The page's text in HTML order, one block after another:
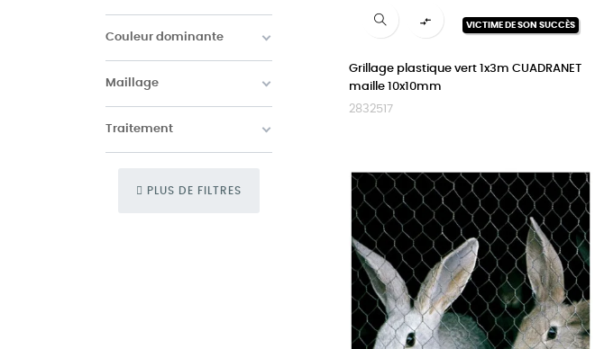
Couleur dominante
Maillage
Traitement
PLUS DE FILTRES
VICTIME DE SON SUCCÈS

Grillage plastique vert 1x3m CUADRANET
maille 10x10mm
2832517